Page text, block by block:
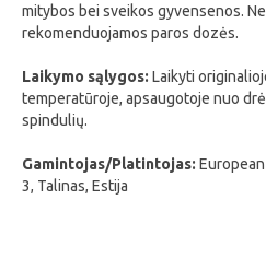
mitybos bei sveikos gyvensenos.
rekomenduojamos paros dozės.
Laikymo sąlygos: Laikyti
temperatūroje, apsaugotoje nuo
spindulių.
Gamintojas/Platintojas:
3, Talinas, Estija